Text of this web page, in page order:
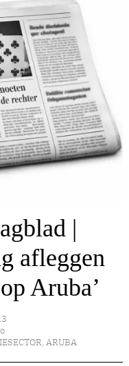
|
afleggen
Aruba’
, ARUBA